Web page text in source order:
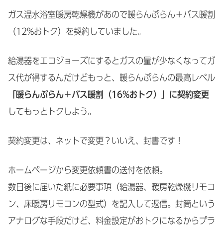
ガス温水浴室暖房乾燥機があので暖らんぷらん＋バス暖割
（12%おトク）を契約していました。
給湯器をエコジョーズにするとガスの量が少なくなってガ
ス代が得するんだけどもっと、暖らんぷらんの最高レベル
「暖らんぷらん＋バス暖割（16%おトク）」に契約変更
してもっとトクしよう。
契約変更は、ネットで変更？いいえ、封書です！
ホームページから変更依頼書の送付を依頼。
数日後に届いた紙に必要事項（給湯器、暖房乾燥機リモコ
ン、床暖房リモコンの型式）を記入して返信。封筒という
アナログな手段だけど、料金設定がおトクになるからプラ